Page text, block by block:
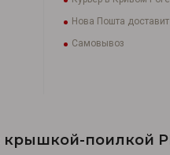
Нова Пошта
Самовывоз
поилкой